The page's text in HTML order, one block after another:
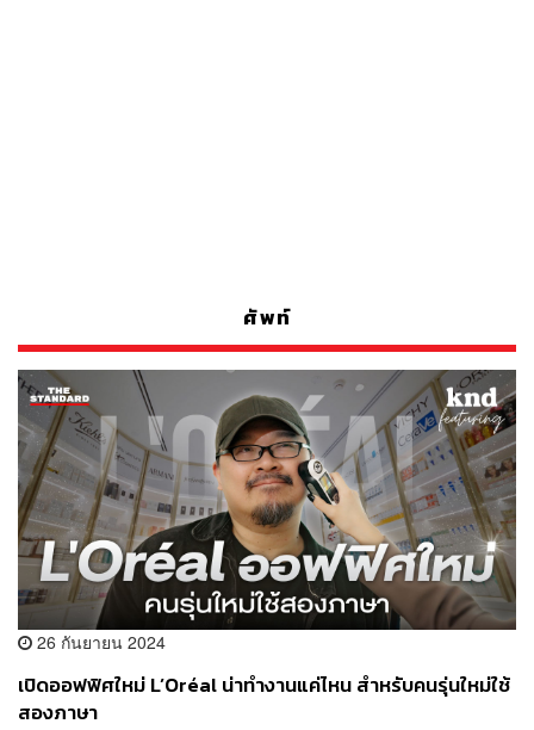
ศัพท์
26 กันยายน 2024
เปิดออฟฟิศใหม่ L’Oréal น่าทำงานแค่ไหน สำหรับคนรุ่นใหม่ใช้
สองภาษา